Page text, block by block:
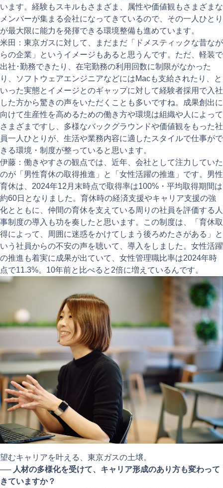
います。経験もスキルもさまざま、属性や価値観もさまざまな
メンバーが集まる会社になってきているので、その一人ひとり
が最大限に能力を発揮できる環境整備も進めています。
米田：東京ガスに対して、まだまだ「ドメスティックな昔なが
らの企業」というイメージもあると思うんです。ただ、軽装で
出社･勤務できたり、在宅勤務の利用回数に制限がなかった
り、ソフトウェアエンジニアなどにはMacも支給されたり、と
いった実態とイメージとのギャップに対して経験者採用で入社
した方から驚きの声をいただくことも多いですね。成果創出に
向けて生産性を高めるための働き方や環境は組織や人によって
さまざまですし、多様なバックグラウンドや価値観をもった社
員一人ひとりが、生活や業務内容に適したスタイルで仕事がで
きる環境・制度が整っていると思います。
伊藤：働きやすさの観点では、近年、会社として注力していた
のが「男性育休の取得推進」と「女性活躍の推進」です。男性
育休は、2024年12月末時点で取得率は100%・平均取得期間は
約60日となりました。育休時の経済支援やキャリア支援の強
化とともに、仲間の育休を支えている周りの社員を評価する人
事制度の導入も功を奏したと思います。この制度は、「育休取
得によって、周囲に迷惑をかけてしまう後ろめたさがある」と
いう社員からの不安の声を聴いて、導入をしました。女性活躍
の推進も着実に成果が出ていて、女性管理職比率は2024年時
点で11.3%。10年前と比べると2倍に増えているんです。
望むキャリアを叶える、東京ガスの土壌。
── 人材の多様化を受けて、キャリア形成のあり方も変わって
きていますか？